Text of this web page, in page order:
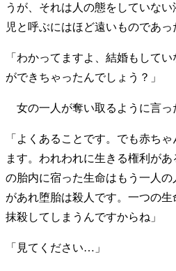
うが、それは人の態をしていな
児と呼ぶにはほど遠いものであっ
「わかってますよ、結婚もして
ができちゃったんでしょう？」
女の一人が奪い取るように言っ
「よくあることです。でも赤ち
ます。われわれに生きる権利が
の胎内に宿った生命はもう一人
があれ堕胎は殺人です。一つの
抹殺してしまうんですからね」
「見てください…」